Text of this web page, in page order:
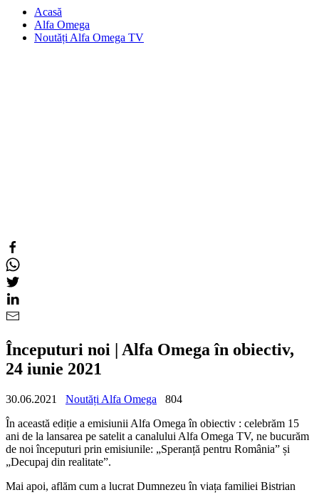
Acasă
Alfa Omega
Noutăți Alfa Omega TV
Începuturi noi | Alfa Omega în obiectiv,
24 iunie 2021
30.06.2021 Noutăți Alfa Omega
804
În această ediție a emisiunii Alfa Omega în obiectiv : celebrăm 15
ani de la lansarea pe satelit a canalului Alfa Omega TV, ne bucurăm
de noi începuturi prin emisiunile: „Speranță pentru România” și
„Decupaj din realitate”.
Mai apoi, aflăm cum a lucrat Dumnezeu în viața familiei Bistrian